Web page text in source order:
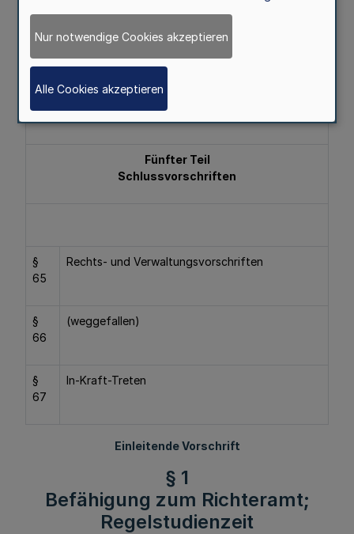
63
Laufbahngruppe 2, erstes Einstiegsamt
§
Aufbewahrungsfristen, Digitalisierung von
Fünfter Teil
Schlussvorschriften
§
65
Rechts- und Verwaltungsvorschriften
§
66
(weggefallen)
§
67
In-Kraft-Treten
Einleitende Vorschrift
§ 1
Befähigung zum Richteramt;
Regelstudienzeit
Nur notwendige Cookies akzeptieren
Alle Cookies akzeptieren